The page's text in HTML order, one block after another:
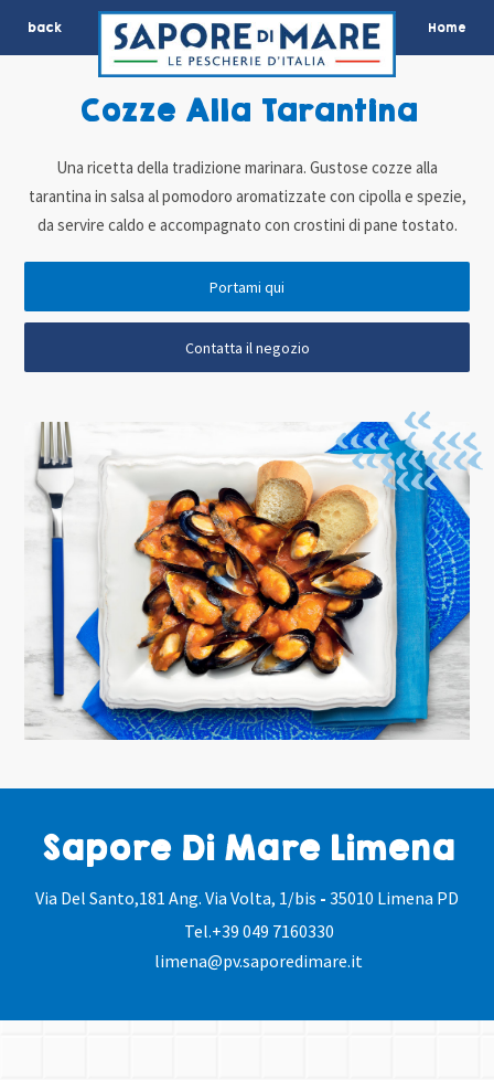
back Home
Sapore Di Mare Limena
Via Del Santo,181 Ang. Via Volta, 1/bis - 35010 Limena PD
Tel.+39 049 7160330
limena@pv.saporedimare.it
Cozze Alla Tarantina
Una ricetta della tradizione marinara. Gustose cozze alla
tarantina in salsa al pomodoro aromatizzate con cipolla e spezie,
da servire caldo e accompagnato con crostini di pane tostato.
Portami qui
Contatta il negozio